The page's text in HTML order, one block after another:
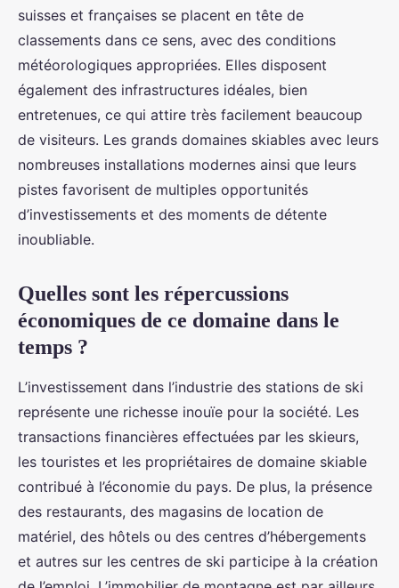
suisses et françaises se placent en tête de
classements dans ce sens, avec des conditions
météorologiques appropriées. Elles disposent
également des infrastructures idéales, bien
entretenues, ce qui attire très facilement beaucoup
de visiteurs. Les grands domaines skiables avec leurs
nombreuses installations modernes ainsi que leurs
pistes favorisent de multiples opportunités
d’investissements et des moments de détente
inoubliable.
Quelles sont les répercussions
économiques de ce domaine dans le
temps ?
L’investissement dans l’industrie des stations de ski
représente une richesse inouïe pour la société. Les
transactions financières effectuées par les skieurs,
les touristes et les propriétaires de domaine skiable
contribué à l’économie du pays. De plus, la présence
des restaurants, des magasins de location de
matériel, des hôtels ou des centres d’hébergements
et autres sur les centres de ski participe à la création